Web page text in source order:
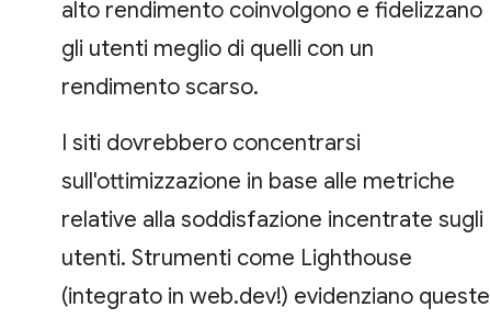
alto rendimento coinvolgono e fidelizzano
gli utenti meglio di quelli con un
rendimento scarso.
I siti dovrebbero concentrarsi
sull'ottimizzazione in base alle metriche
relative alla soddisfazione incentrate sugli
utenti. Strumenti come Lighthouse
(integrato in web.dev!) evidenziano queste